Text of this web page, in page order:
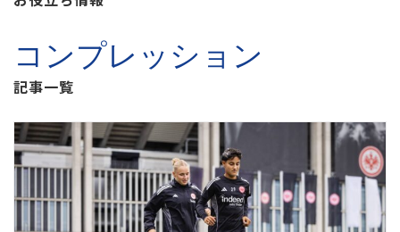
コンプレッション
記事一覧